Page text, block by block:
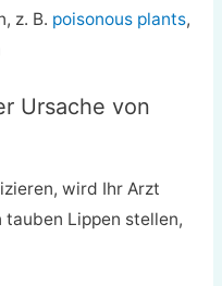
z. B. poisonous plants,
Ursache von
wird Ihr Arzt
tauben Lippen stellen,